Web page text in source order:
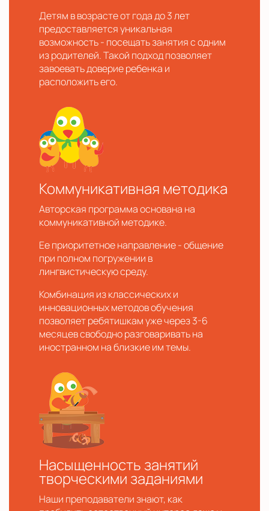
Детям в возрасте от года до 3 лет
предоставляется уникальная
возможность - посещать занятия с одним
из родителей. Такой подход позволяет
завоевать доверие ребенка и
расположить его.
Коммуникативная методика
Авторская программа основана на
коммуникативной методике.
Ее приоритетное направление - общение
при полном погружении в
лингвистическую среду.
Комбинация из классических и
инновационных методов обучения
позволяет ребятишкам уже через 3-6
месяцев свободно разговаривать на
иностранном на близкие им темы.
Насыщенность занятий
творческими заданиями
Наши преподаватели знают, как